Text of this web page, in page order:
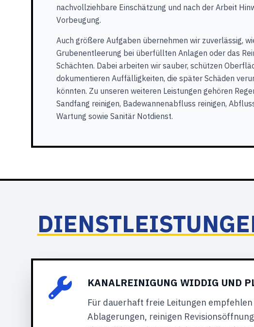
nachvollziehbare Einschätzung und nach der Arbeit
Vorbeugung.
Auch größere Aufgaben übernehmen wir zuverlässig,
Grubenentleerung bei überfüllten Anlagen oder das
Schächten. Dabei arbeiten wir sauber, schützen
dokumentieren Auffälligkeiten, die später Schäden
könnten. Zu unseren weiteren Leistungen gehören
Sandfang reinigen, Badewannenabfluss reinigen,
Wartung sowie Sanitär Notdienst.
KANALREINIGUNG WIDDIG UND
Für dauerhaft freie Leitungen
Ablagerungen, reinigen